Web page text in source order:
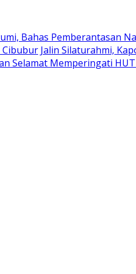
Bahas Pemberantasan
Cibubur Jalin Silaturahmi,
Selamat Memperingati